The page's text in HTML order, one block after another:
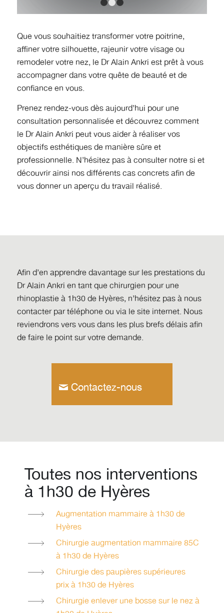
Que vous souhaitiez transformer votre poitrine,
affiner votre silhouette, rajeunir votre visage ou
remodeler votre nez, le Dr Alain Ankri est prêt à vous
accompagner dans votre quête de beauté et de
confiance en vous.
Prenez rendez-vous dès aujourd’hui pour une
consultation personnalisée et découvrez comment
le Dr Alain Ankri peut vous aider à réaliser vos
objectifs esthétiques de manière sûre et
professionnelle. N’hésitez pas à consulter notre si et
découvrir ainsi nos différents cas concrets afin de
vous donner un aperçu du travail réalisé.
Afin d’en apprendre davantage sur les prestations du
Dr Alain Ankri en tant que chirurgien pour une
rhinoplastie à 1h30 de Hyères, n’hésitez pas à nous
contacter par téléphone ou via le site internet. Nous
reviendrons vers vous dans les plus brefs délais afin
de faire le point sur votre demande.
Contactez-nous
Toutes nos interventions
à 1h30 de Hyères
Augmentation mammaire à 1h30 de
Hyères
Chirurgie augmentation mammaire 85C
à 1h30 de Hyères
Chirurgie des paupières supérieures
prix à 1h30 de Hyères
Chirurgie enlever une bosse sur le nez à